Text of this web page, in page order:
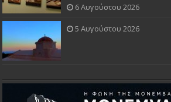
6 Αυγούστου 2026
5 Αυγούστου 2026